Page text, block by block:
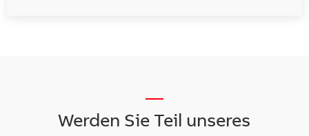
Werden Sie Teil unseres